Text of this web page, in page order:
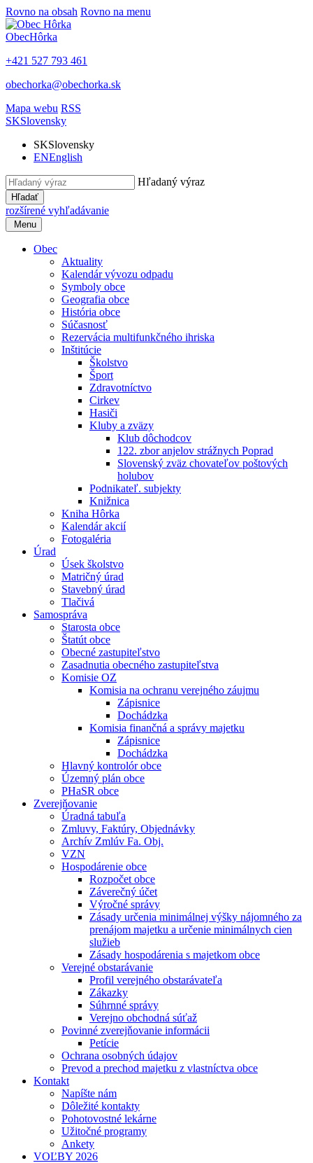
Rovno na obsah Rovno na menu
ObecHôrka
+421 527 793 461
obechorka@obechorka.sk
Mapa webu RSS
SKSlovensky
SKSlovensky
ENEnglish
Hľadaný výraz
Hľadať
rozšírené vyhľadávanie
Menu
Obec
Aktuality
Kalendár vývozu odpadu
Symboly obce
Geografia obce
História obce
Súčasnosť
Rezervácia multifunkčného ihriska
Inštitúcie
Školstvo
Šport
Zdravotníctvo
Cirkev
Hasiči
Kluby a zväzy
Klub dôchodcov
122. zbor anjelov strážnych Poprad
Slovenský zväz chovateľov poštových
holubov
Podnikateľ. subjekty
Knižnica
Kniha Hôrka
Kalendár akcií
Fotogaléria
Úrad
Úsek školstvo
Matričný úrad
Stavebný úrad
Tlačivá
Samospráva
Starosta obce
Štatút obce
Obecné zastupiteľstvo
Zasadnutia obecného zastupiteľstva
Komisie OZ
Komisia na ochranu verejného záujmu
Zápisnice
Dochádzka
Komisia finančná a správy majetku
Zápisnice
Dochádzka
Hlavný kontrolór obce
Územný plán obce
PHaSR obce
Zverejňovanie
Úradná tabuľa
Zmluvy, Faktúry, Objednávky
Archív Zmlúv Fa. Obj.
VZN
Hospodárenie obce
Rozpočet obce
Záverečný účet
Výročné správy
Zásady určenia minimálnej výšky nájomného za
prenájom majetku a určenie minimálnych cien
služieb
Zásady hospodárenia s majetkom obce
Verejné obstarávanie
Profil verejného obstarávateľa
Zákazky
Súhrnné správy
Verejno obchodná súťaž
Povinné zverejňovanie informácii
Petície
Ochrana osobných údajov
Prevod a prechod majetku z vlastníctva obce
Kontakt
Napíšte nám
Dôležité kontakty
Pohotovostné lekárne
Užitočné programy
Ankety
VOĽBY 2026